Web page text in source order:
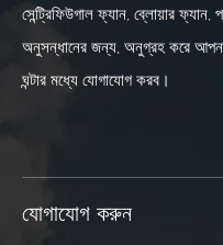
সেন্ট্রিফিউগাল ফ্যান, ব্লোয়ার ফ্যান,
অনুসন্ধানের জন্য, অনুগ্রহ করে
ঘন্টার মধ্যে যোগাযোগ করব।
যোগাযোগ করুন